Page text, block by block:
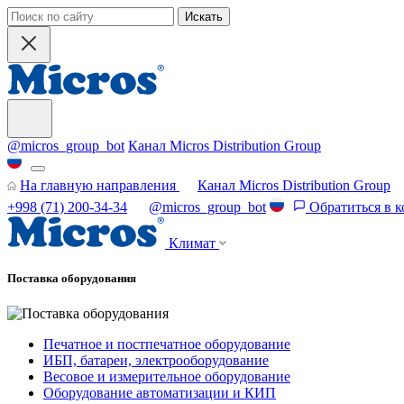
Искать
@micros_group_bot Канал Micros Distribution Group
На главную направления
Канал Micros Distribution Group
+998 (71) 200-34-34
@micros_group_bot Обратиться в
Климат
Поставка оборудования
Печатное и постпечатное оборудование
ИБП, батареи, электрооборудование
Весовое и измерительное оборудование
Оборудование автоматизации и КИП